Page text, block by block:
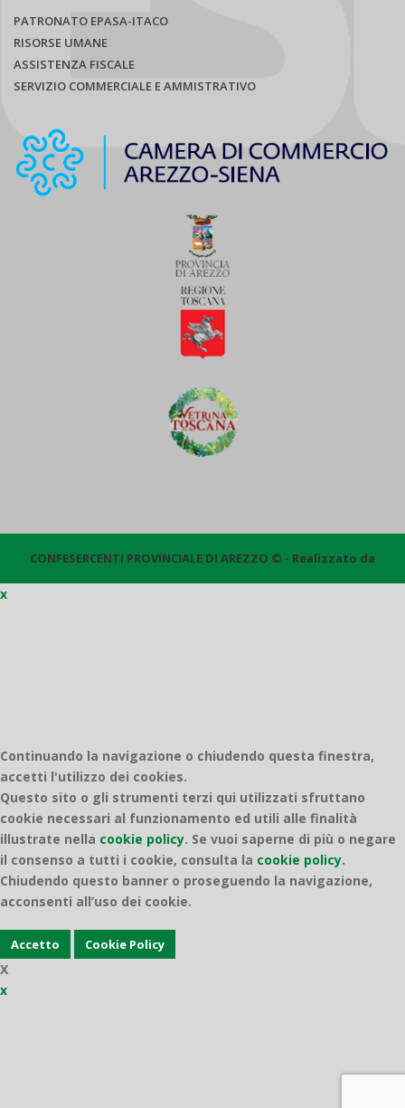
PATRONATO EPASA-ITACO
RISORSE UMANE
ASSISTENZA FISCALE
SERVIZIO COMMERCIALE E AMMISTRATIVO
CONFESERCENTI PROVINCIALE DI AREZZO © - Realizzato da
x
Continuando la navigazione o chiudendo questa finestra,
accetti l'utilizzo dei cookies.
Questo sito o gli strumenti terzi qui utilizzati sfruttano
cookie necessari al funzionamento ed utili alle finalità
illustrate nella cookie policy. Se vuoi saperne di più o negare
il consenso a tutti i cookie, consulta la cookie policy.
Chiudendo questo banner o proseguendo la navigazione,
acconsenti all’uso dei cookie.
Accetto Cookie Policy
X
x